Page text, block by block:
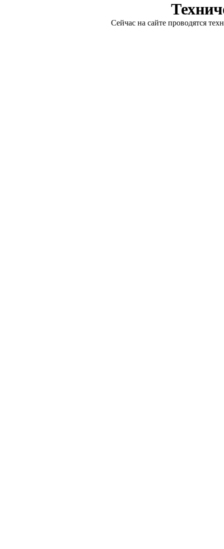
Сейчас на сайте проводятся